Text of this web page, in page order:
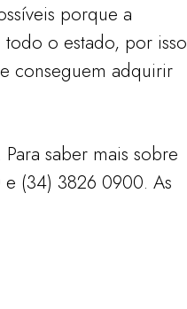
porque a
o estado, por isso
conseguem adquirir
saber mais sobre
(34) 3826 0900. As